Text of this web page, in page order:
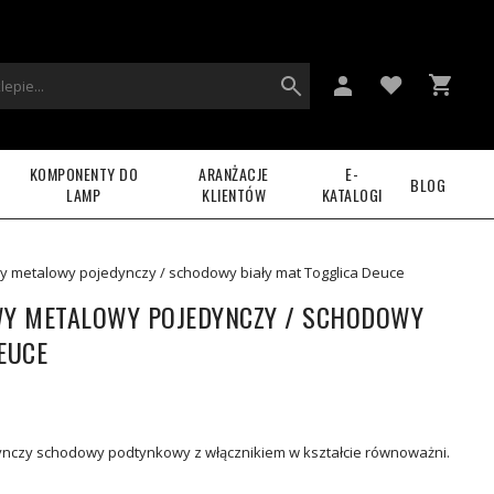
KOMPONENTY DO
LAMP
ARANŻACJE
KLIENTÓW
E-
KATALOGI
BLOG
metalowy pojedynczy / schodowy biały mat Togglica Deuce
METALOWY POJEDYNCZY / SCHODOWY
schodowy podtynkowy z włącznikiem w kształcie równoważni.